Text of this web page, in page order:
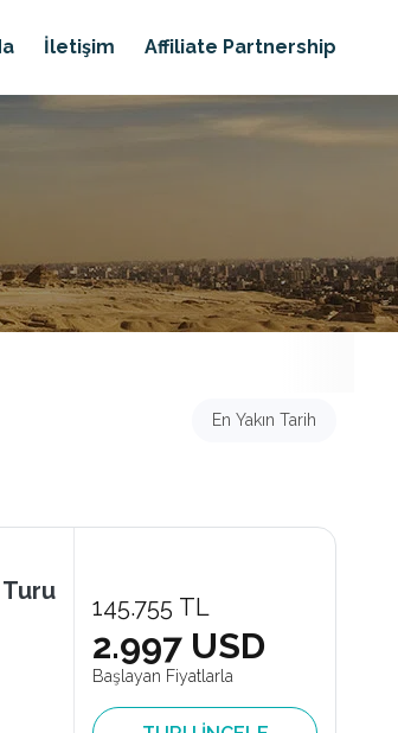
İletişim Affiliate Partnership
En Yakın Tarih
145.755 TL
2.997 USD
Başlayan Fiyatlarla